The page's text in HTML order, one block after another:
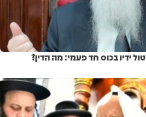
ידיו בכוס חד פעמי: מה הדין?